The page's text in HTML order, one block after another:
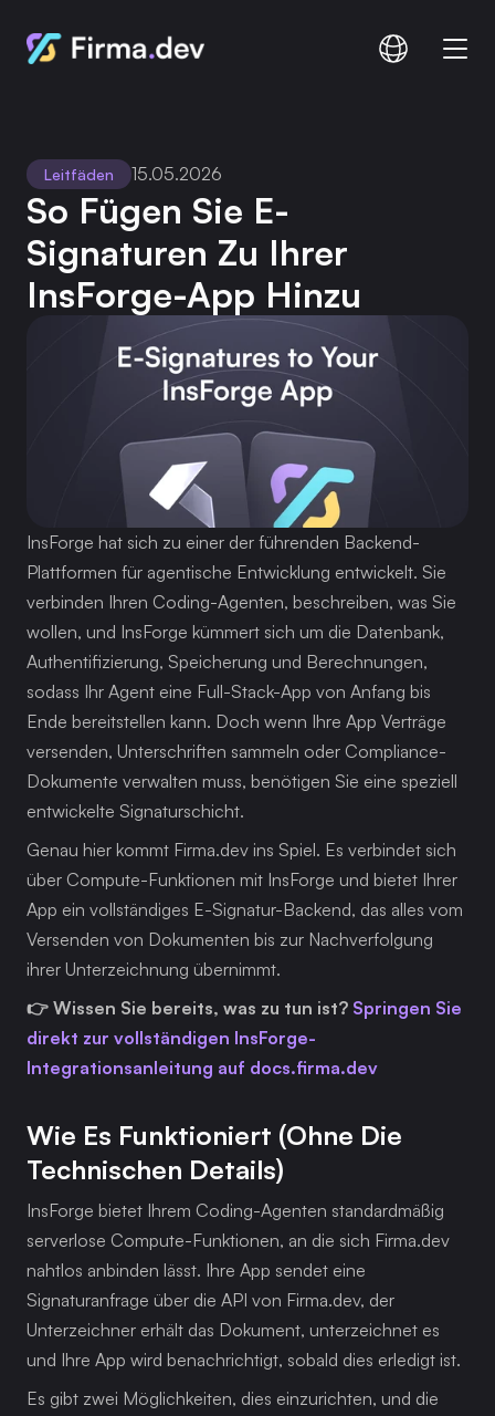
Vergleichen
Preisgestaltung
Anmelden Anmelden
Leitfäden 15.05.2026
So Fügen Sie E-
Signaturen Zu Ihrer
InsForge-App Hinzu
InsForge hat sich zu einer der führenden Backend-
Plattformen für agentische Entwicklung entwickelt. Sie
verbinden Ihren Coding-Agenten, beschreiben, was Sie
wollen, und InsForge kümmert sich um die Datenbank,
Authentifizierung, Speicherung und Berechnungen,
sodass Ihr Agent eine Full-Stack-App von Anfang bis
Ende bereitstellen kann. Doch wenn Ihre App Verträge
versenden, Unterschriften sammeln oder Compliance-
Dokumente verwalten muss, benötigen Sie eine speziell
entwickelte Signaturschicht.
Genau hier kommt Firma.dev ins Spiel. Es verbindet sich
über Compute-Funktionen mit InsForge und bietet Ihrer
App ein vollständiges E-Signatur-Backend, das alles vom
Versenden von Dokumenten bis zur Nachverfolgung
ihrer Unterzeichnung übernimmt.
👉 Wissen Sie bereits, was zu tun ist? Springen Sie
direkt zur vollständigen InsForge-
Integrationsanleitung auf docs.firma.dev
Wie Es Funktioniert (ohne Die
Technischen Details)
InsForge bietet Ihrem Coding-Agenten standardmäßig
serverlose Compute-Funktionen, an die sich Firma.dev
nahtlos anbinden lässt. Ihre App sendet eine
Signaturanfrage über die API von Firma.dev, der
Unterzeichner erhält das Dokument, unterzeichnet es
und Ihre App wird benachrichtigt, sobald dies erledigt ist.
Es gibt zwei Möglichkeiten, dies einzurichten, und die